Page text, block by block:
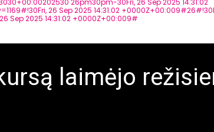
26pm30pm-30Fri, 26 Sep 2025 14:31:02
26 Sep 2025 14:31:02
Sep 2025 14:31:02 +0000Z+00:009#
laimėjo